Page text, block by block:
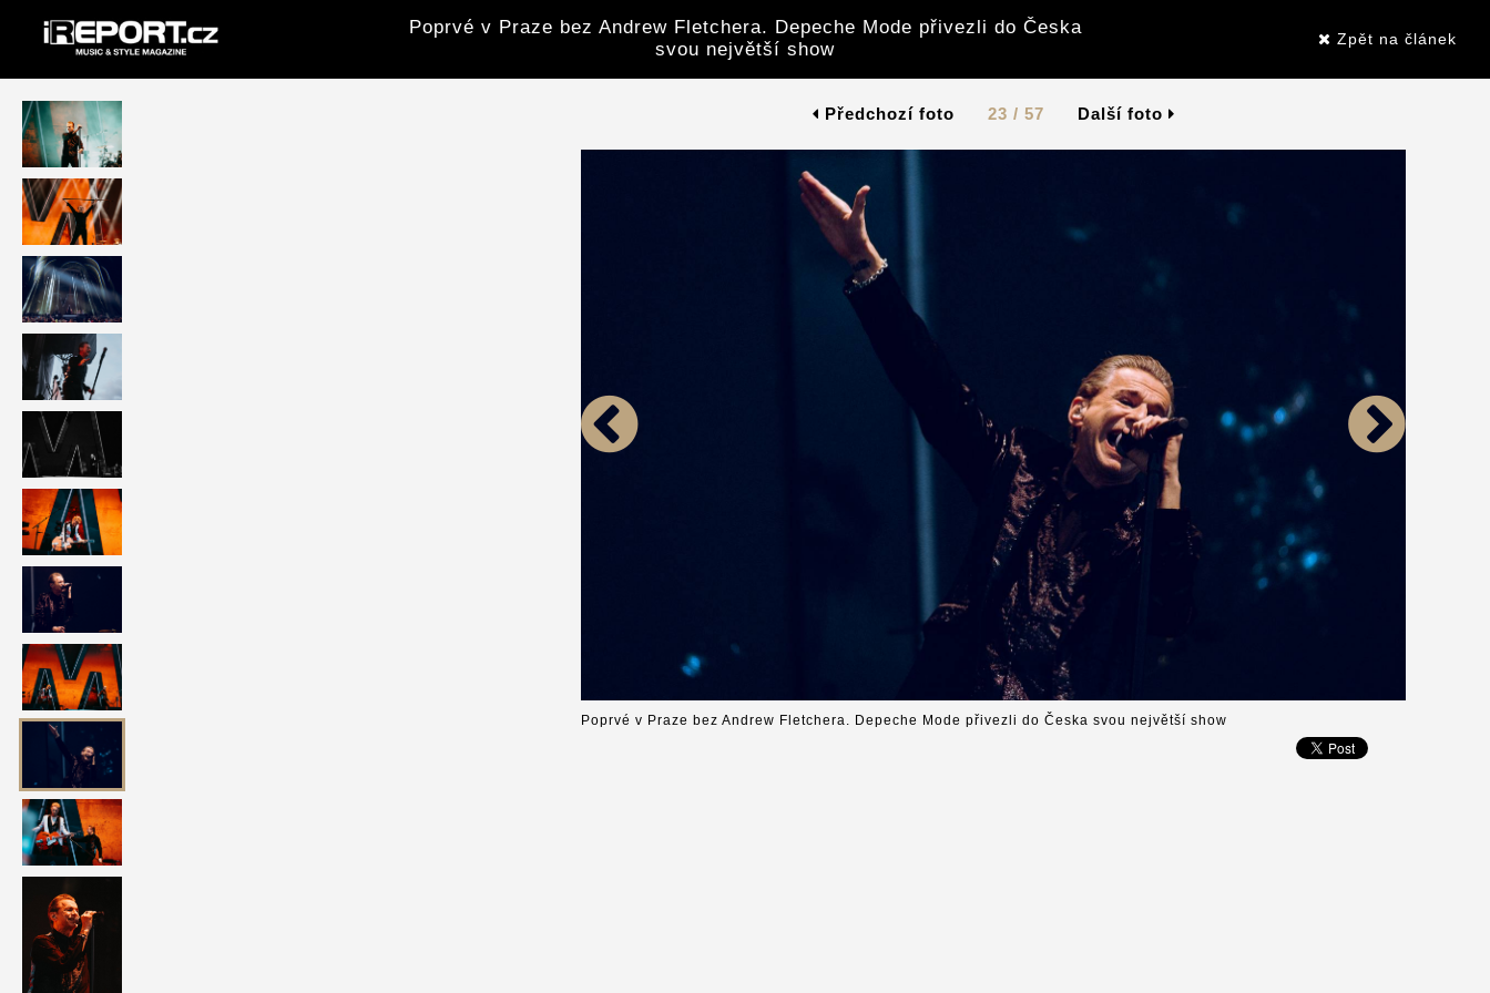
Poprvé v Praze bez Andrew Fletchera. Depeche Mode přivezli do Česka
svou největší show
Zpět na článek
Předchozí foto 23 / 57 Další foto
Poprvé v Praze bez Andrew Fletchera. Depeche Mode přivezli do Česka svou největší show